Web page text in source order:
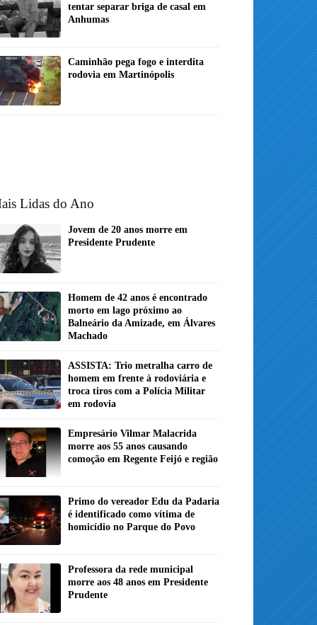
tentar separar briga de casal em
Anhumas
Caminhão pega fogo e interdita
rodovia em Martinópolis
Lidas do Ano
Jovem de 20 anos morre em
Presidente Prudente
Homem de 42 anos é encontrado
morto em lago próximo ao
Balneário da Amizade, em Álvares
Machado
ASSISTA: Trio metralha carro de
homem em frente à rodoviária e
troca tiros com a Polícia Militar
em rodovia
Empresário Vilmar Malacrida
morre aos 55 anos causando
comoção em Regente Feijó e região
Primo do vereador Edu da Padaria
é identificado como vítima de
homicídio no Parque do Povo
Professora da rede municipal
morre aos 48 anos em Presidente
Prudente